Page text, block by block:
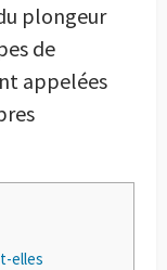
plongeur
de
appelées
elles